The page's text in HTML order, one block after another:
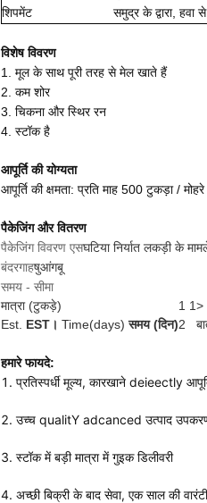
शिपमेंट
समुद्र के द्वारा,
विशेष विवरण
1. मूल के साथ पूरी तरह से मेल खाते हैं
2. कम शोर
3. चिकना और स्थिर रन
4. स्टॉक है
आपूर्ति की योग्यता
आपूर्ति की क्षमता: प्रति माह 500 टुकड़ा / मोहरे
पैकेजिंग और वितरण
पैकेजिंग विवरण एसघटिया निर्यात लकड़ी के
बंदरगाहषुआंगबू
समय - सीमा
मात्रा (टुकड़े)
1 1>
Est. EST। Time(days) समय (दिन)2
हमारे फायदे:
1. प्रतिस्पर्धी मूल्य, कारखाने deieectly
2. उच्च qualitY adcanced उत्पाद
3. स्टॉक में बड़ी मात्रा में गुइक डिलीवरी
4. अच्छी बिक्री के बाद सेवा, एक साल की